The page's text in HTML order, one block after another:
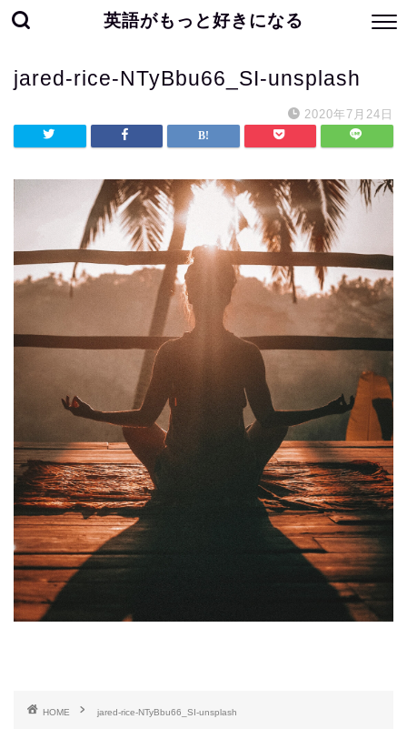
英語がもっと好きになる
jared-rice-NTyBbu66_SI-unsplash
2020年7月24日
HOME jared-rice-NTyBbu66_SI-unsplash